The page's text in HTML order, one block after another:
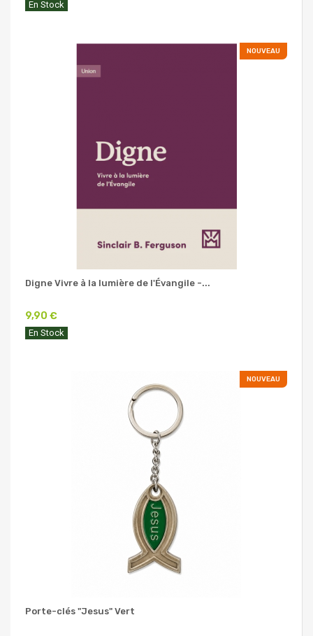
En Stock
NOUVEAU
Digne Vivre à la lumière de l'Évangile -...
9,90 €
En Stock
NOUVEAU
Porte-clés "Jesus" Vert